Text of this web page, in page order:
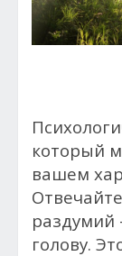
который
вашем
раздумий
голову.